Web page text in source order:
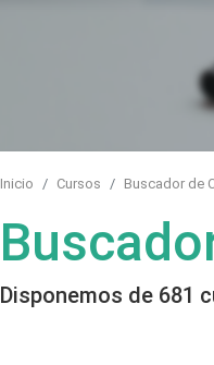
Inicio Cursos Buscador de
Disponemos de 681